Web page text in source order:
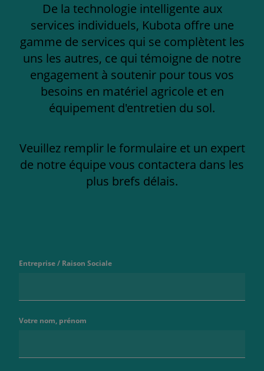
De la technologie intelligente aux
services individuels, Kubota offre une
gamme de services qui se complètent les
uns les autres, ce qui témoigne de notre
engagement à soutenir pour tous vos
besoins en matériel agricole et en
équipement d'entretien du sol.
Veuillez remplir le formulaire et un expert
de notre équipe vous contactera dans les
plus brefs délais.
Entreprise / Raison Sociale
Votre nom, prénom